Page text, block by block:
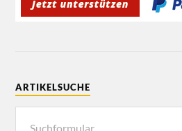
ARTIKELSUCHE